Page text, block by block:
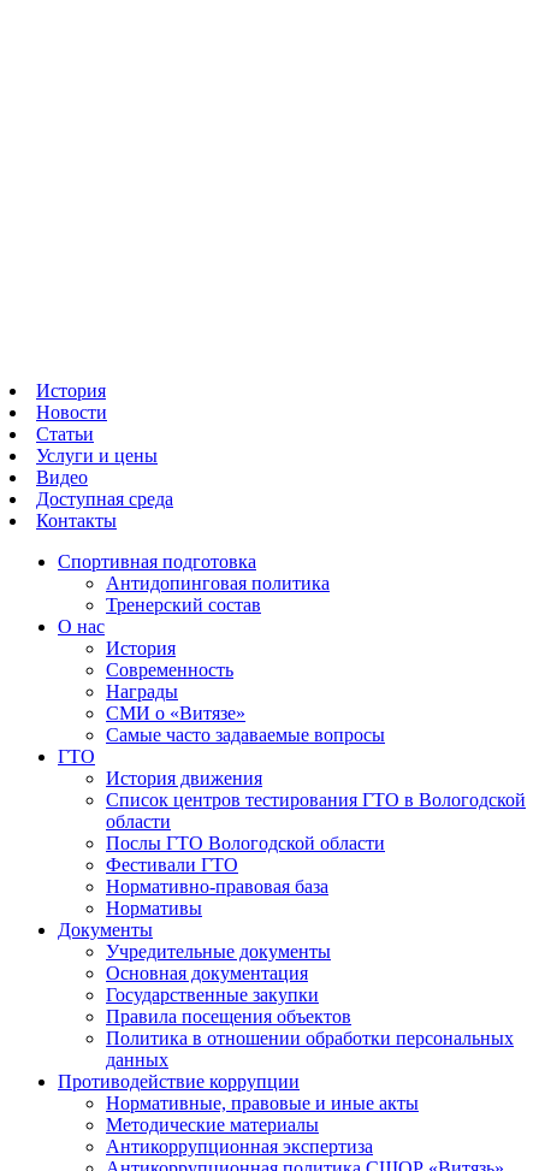
История
Новости
Статьи
Услуги и цены
Видео
Доступная среда
Контакты
Спортивная подготовка
Антидопинговая политика
Тренерский состав
О нас
История
Современность
Награды
СМИ о «Витязе»
Самые часто задаваемые вопросы
ГТО
История движения
Список центров тестирования ГТО в Вологодской
области
Послы ГТО Вологодской области
Фестивали ГТО
Нормативно-правовая база
Нормативы
Документы
Учредительные документы
Основная документация
Государственные закупки
Правила посещения объектов
Политика в отношении обработки персональных
данных
Противодействие коррупции
Нормативные, правовые и иные акты
Методические материалы
Антикоррупционная экспертиза